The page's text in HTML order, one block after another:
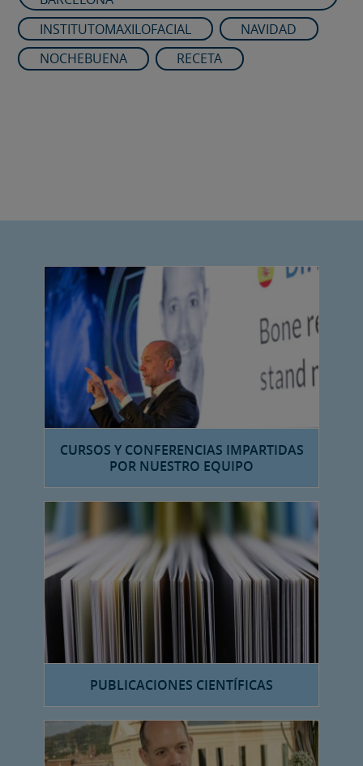
INSTITUTOMAXILOFACIAL
NAVIDAD
NOCHEBUENA
RECETA
CURSOS Y CONFERENCIAS IMPARTIDAS
POR NUESTRO EQUIPO
PUBLICACIONES CIENTÍFICAS